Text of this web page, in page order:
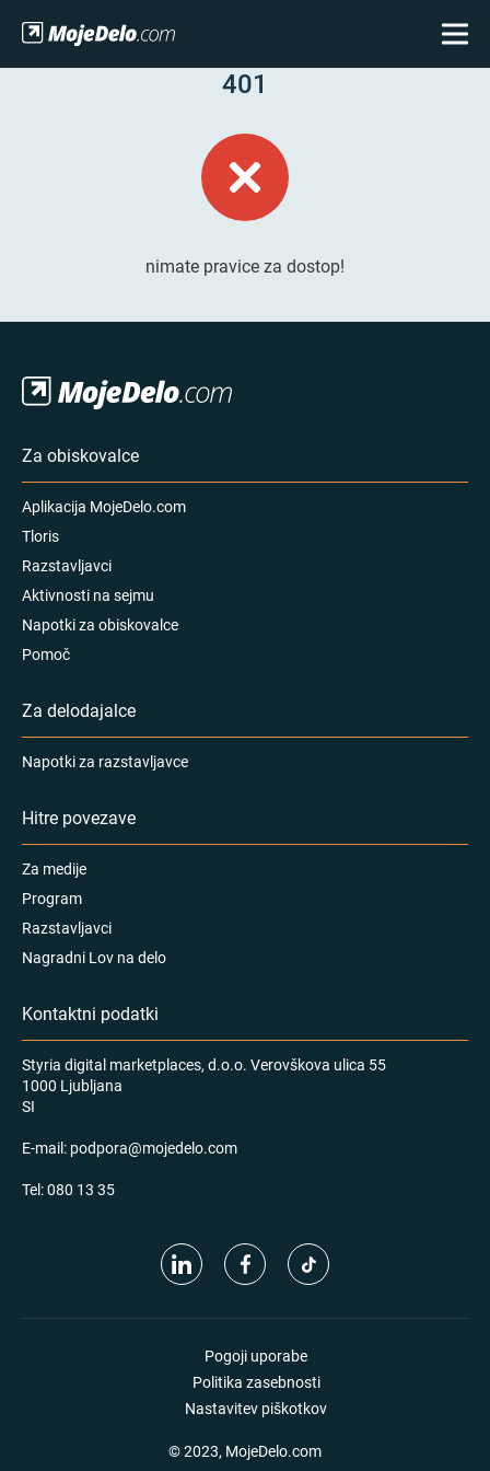
401
nimate pravice za dostop!
Za obiskovalce
Aplikacija MojeDelo.com
Tloris
Razstavljavci
Aktivnosti na sejmu
Napotki za obiskovalce
Pomoč
Za delodajalce
Napotki za razstavljavce
Hitre povezave
Za medije
Program
Razstavljavci
Nagradni Lov na delo
Kontaktni podatki
Styria digital marketplaces, d.o.o. Verovškova ulica 55
1000 Ljubljana
SI
E-mail: podpora@mojedelo.com
Tel:080 13 35
Pogoji uporabe
Politika zasebnosti
Nastavitev piškotkov
© 2023, MojeDelo.com